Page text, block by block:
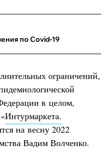
по Covid-19
ограничений,
в целом,
Интурмаркета.
на весну 2022
Вадим Волченко.